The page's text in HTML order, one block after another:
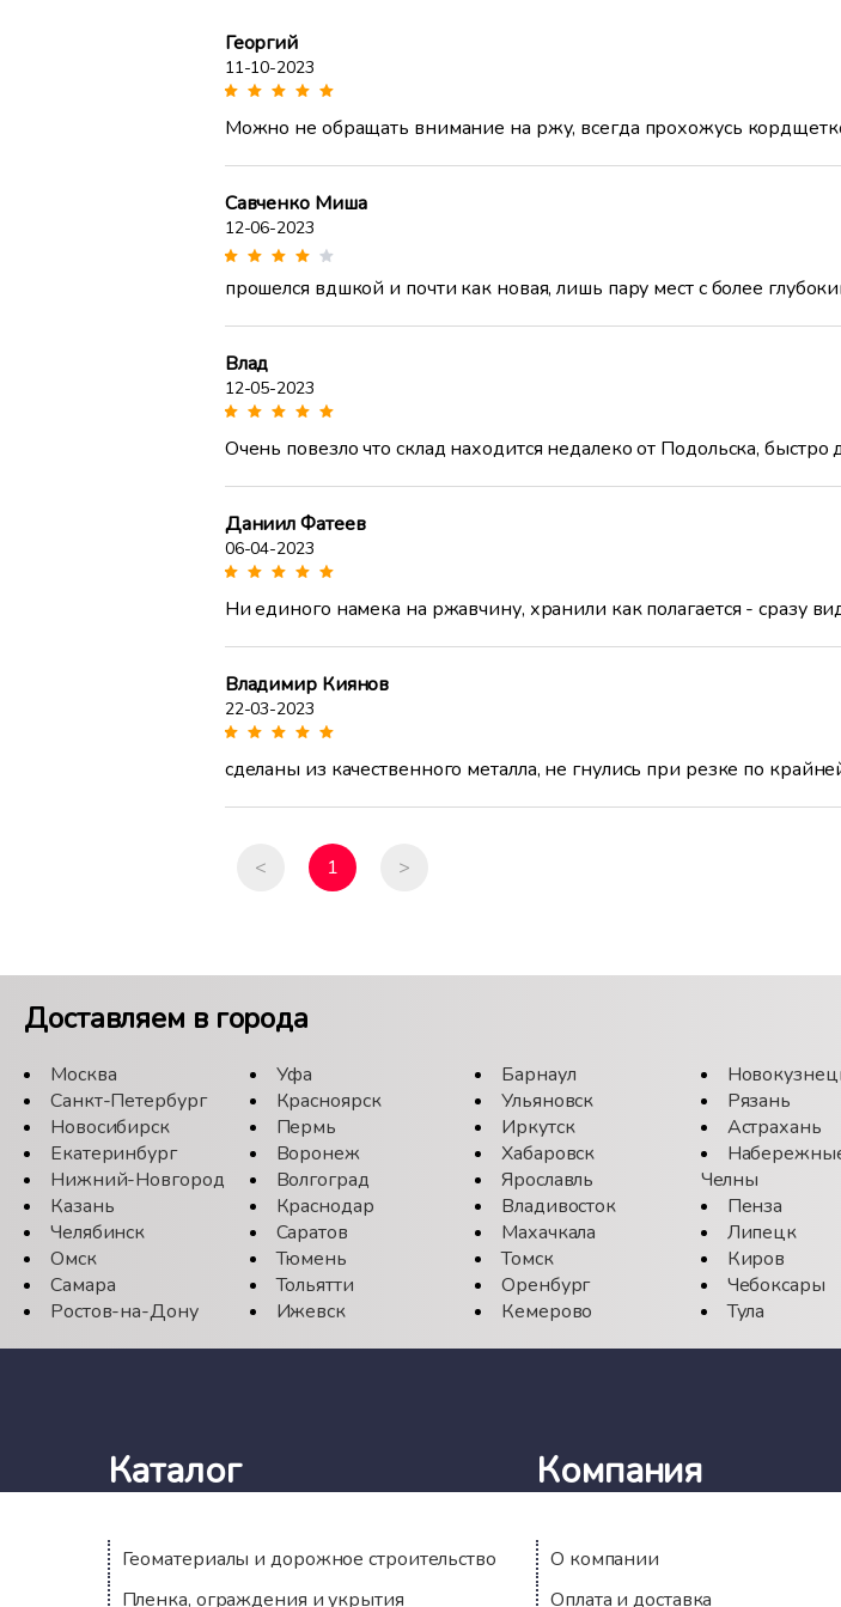
Георгий
11-10-2023
Можно не обращать внимание на ржу, всегда прохожусь
Савченко Миша
12-06-2023
прошелся вдшкой и почти как новая, лишь пару мест с более
Влад
12-05-2023
Очень повезло что склад находится недалеко от Подольска, быстро
Даниил Фатеев
06-04-2023
Ни единого намека на ржавчину, хранили как полагается - сразу
Владимир Киянов
22-03-2023
сделаны из качественного металла, не гнулись при резке по
< 1 >
Доставляем в города
Москва
Санкт-Петербург
Новосибирск
Екатеринбург
Нижний-Новгород
Казань
Челябинск
Омск
Самара
Ростов-на-Дону
Уфа
Красноярск
Пермь
Воронеж
Волгоград
Краснодар
Саратов
Тюмень
Тольятти
Ижевск
Барнаул
Ульяновск
Иркутск
Хабаровск
Ярославль
Владивосток
Махачкала
Томск
Оренбург
Кемерово
Рязань
Астрахань
Челны
Пенза
Липецк
Киров
Чебоксары
Тула
Каталог
Геоматериалы и дорожное строительство
Пленка, ограждения и укрытия
Компания
О компании
Оплата и доставка